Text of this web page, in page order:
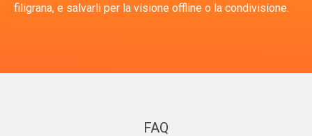
filigrana, e salvarli per la visione offline o la condivisione.
FAQ